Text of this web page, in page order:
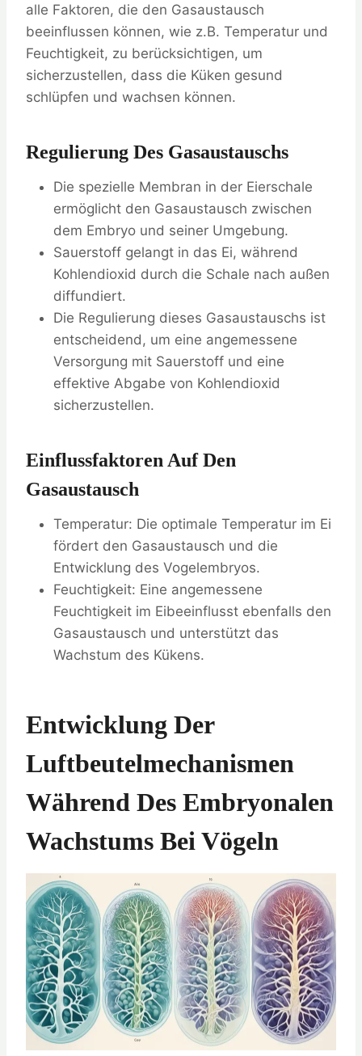
alle Faktoren, die den Gasaustausch
beeinflussen können, wie z.B. Temperatur und
Feuchtigkeit, zu berücksichtigen, um
sicherzustellen, dass die Küken gesund
schlüpfen und wachsen können.
Regulierung Des Gasaustauschs
Die spezielle Membran in der Eierschale
ermöglicht den Gasaustausch zwischen
dem Embryo und seiner Umgebung.
Sauerstoff gelangt in das Ei, während
Kohlendioxid durch die Schale nach außen
diffundiert.
Die Regulierung dieses Gasaustauschs ist
entscheidend, um eine angemessene
Versorgung mit Sauerstoff und eine
effektive Abgabe von Kohlendioxid
sicherzustellen.
Einflussfaktoren Auf Den
Gasaustausch
Temperatur: Die optimale Temperatur im Ei
fördert den Gasaustausch und die
Entwicklung des Vogelembryos.
Feuchtigkeit: Eine angemessene
Feuchtigkeit im Eibeeinflusst ebenfalls den
Gasaustausch und unterstützt das
Wachstum des Kükens.
Entwicklung Der
Luftbeutelmechanismen
Während Des Embryonalen
Wachstums Bei Vögeln